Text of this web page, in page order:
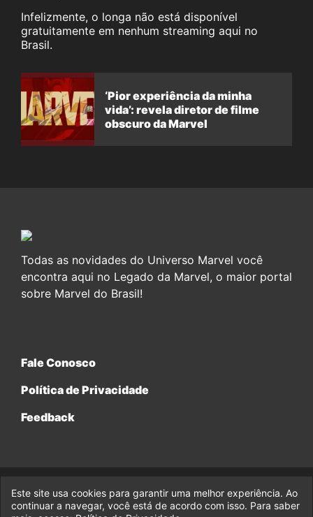
Infelizmente, o longa não está disponível
gratuitamente em nenhum streaming aqui no
Brasil.
‘Pior experiência da minha
vida’: revela diretor de filme
obscuro da Marvel
Todas as novidades do Universo Marvel você
encontra aqui no Legado da Marvel, o maior portal
sobre Marvel do Brasil!
Fale Conosco
Política de Privacidade
Feedback
© 2017-2026 Legado da Marvel, uma empresa da Legado
Enterprises.
Este site usa cookies para garantir uma melhor experiência. Ao
continuar a navegar, você está de acordo com isso. Para saber